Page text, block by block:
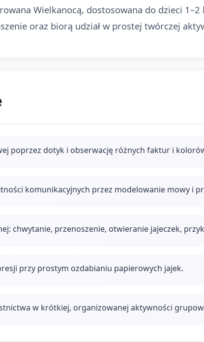
Wielkanocą, dostosowana do dzieci
oraz biorą udział w prostej twórczej
poprzez dotyk i obserwację różnych faktur i
komunikacyjnych przez modelowanie mowy i
chwytanie, przenoszenie, otwieranie jajeczek,
przy prostym ozdabianiu papierowych jajek.
w krótkiej, organizowanej aktywności